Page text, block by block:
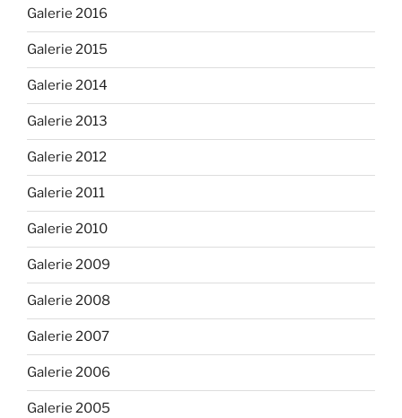
Galerie 2016
Galerie 2015
Galerie 2014
Galerie 2013
Galerie 2012
Galerie 2011
Galerie 2010
Galerie 2009
Galerie 2008
Galerie 2007
Galerie 2006
Galerie 2005